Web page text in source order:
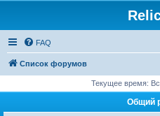
FAQ
Список форумов
Текущее время:
Общий